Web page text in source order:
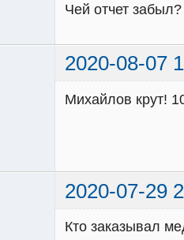
Чей отчет забыл?
2020-08-07
Михайлов крут!
2020-07-29
Кто заказывал